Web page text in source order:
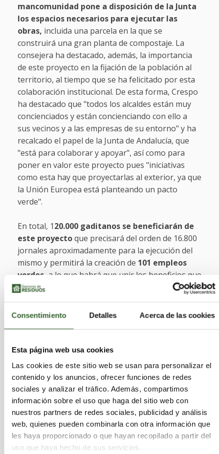
Consentimiento Detalles Acerca de las cookies
Esta página web usa cookies
Las cookies de este sitio web se usan para personalizar el
contenido y los anuncios, ofrecer funciones de redes
sociales y analizar el tráfico. Además, compartimos
información sobre el uso que haga del sitio web con
nuestros partners de redes sociales, publicidad y análisis
web, quienes pueden combinarla con otra información que
les haya proporcionado o que hayan recopilado a partir del
uso que haya hecho de sus servicios.
mancomunidad pone a disposición de la Junta
los espacios necesarios para ejecutar las
obras, incluida una parcela en la que se
construirá una gran planta de compostaje. La
consejera ha destacado, además, la importancia
de este proyecto en la fijación de la población al
territorio, al tiempo que se ha felicitado por esta
colaboración institucional. De esta forma, Crespo
ha destacado que "todos los alcaldes están muy
concienciados y están concienciando con ello a
sus vecinos y a las empresas de su entorno" y ha
recalcado el papel de la Junta de Andalucía, que
"está para colaborar y apoyar", así como para
poner en valor este proyecto pues "iniciativas
como esta hay que proyectarlas al exterior, ya que
la Unión Europea está planteando un pacto
verde".
En total, 120.000 gaditanos se beneficiarán de
este proyectoque precisará del orden de 16.800
jornales aproximadamente para la ejecución del
mismo y permitirá la creación de 101 empleos
verdes, a lo que habrá que unir los beneficios que
tendrá para la economía de la zona mediante la
implantación de nuevas empresas de gestión y
aprovechamiento de residuos en la Sierra, una
reciclaje consiste en unarecogida de residuos
puerta a puerta, teniendo entre sus
principales objetivos la implantación del
compostaje doméstico de la materia orgánica
para reutilizarla en explotaciones agrarias.
espera recoger del orden de las 51.600 toneladas
anuales entre materia orgánica, papel, cartón,
plástico, metales, vidrio, textil, celulosas o
maderas.